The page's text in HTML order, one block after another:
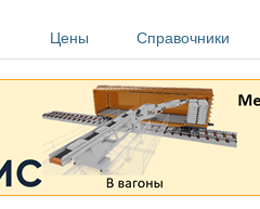
Цены Справочники